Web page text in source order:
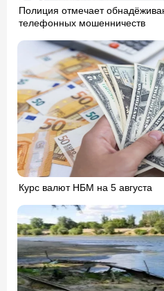
Полиция отмечает
телефонных мошенничеств
Курс валют НБМ на 5 августа